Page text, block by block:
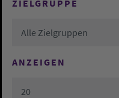
ZIELGRUPPE
Alle Zielgruppen
ANZEIGEN
20